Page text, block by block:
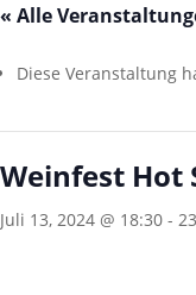
« Alle
Diese Veranstaltung
Weinfest Hot
Juli 13, 2024 @ 18:30 -